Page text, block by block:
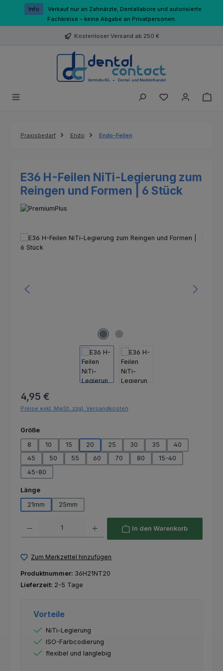
Zum Hauptinhalt springen
Info
Verkauf nur an Zahnärzte, Dentallabore und autorisierte
Fachkreise – keine Abgabe an Privatpersonen.
Kostenloser Versand ab 250 €
Du hast 0
Praxisbedarf Endo Endo-Feilen
E36 H-Feilen NiTi-Legierung zum
Reingen und Formen | 6 Stück
Bildergalerie überspringen
Regulärer Preis:
4,95 €
Preise exkl. MwSt. zzgl. Versandkosten
Größeauswählen
8
10 15 20 25 30 35
40
45
50 55 60 70 80
15-40
45-80
Längeauswählen
21mm
25mm
In den Warenkorb
Zum Merkzettel hinzufügen
Produktnummer: 36H21NT20
Lieferzeit: 2-5 Tage
Vorteile
NiTi-Legierung
ISO-Farbcodierung
flexibel und langlebig